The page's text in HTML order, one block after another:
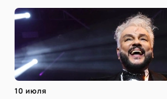
10 июля